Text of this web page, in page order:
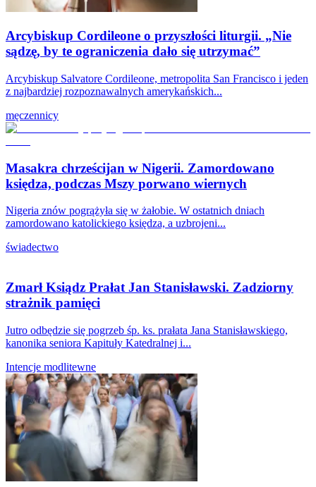
Arcybiskup Cordileone o przyszłości liturgii. „Nie
sądzę, by te ograniczenia dało się utrzymać”
Arcybiskup Salvatore Cordileone, metropolita San Francisco i jeden
z najbardziej rozpoznawalnych amerykańskich...
męczennicy
Masakra chrześcijan w Nigerii. Zamordowano
księdza, podczas Mszy porwano wiernych
Nigeria znów pogrążyła się w żałobie. W ostatnich dniach
zamordowano katolickiego księdza, a uzbrojeni...
świadectwo
Zmarł Ksiądz Prałat Jan Stanisławski. Zadziorny
strażnik pamięci
Jutro odbędzie się pogrzeb śp. ks. prałata Jana Stanisławskiego,
kanonika seniora Kapituły Katedralnej i...
Intencje modlitewne